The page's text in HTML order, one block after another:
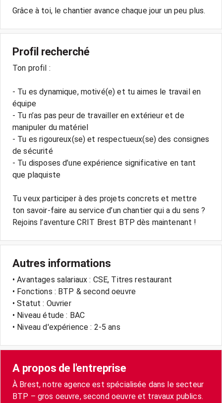
Grâce à toi, le chantier avance chaque jour un peu plus.
Profil recherché
Ton profil :
- Tu es dynamique, motivé(e) et tu aimes le travail en
équipe
- Tu n’as pas peur de travailler en extérieur et de
manipuler du matériel
- Tu es rigoureux(se) et respectueux(se) des consignes
de sécurité
- Tu disposes d’une expérience significative en tant
que plaquiste
Tu veux participer à des projets concrets et mettre
ton savoir-faire au service d’un chantier qui a du sens ?
Rejoins l’aventure CRIT Brest BTP dès maintenant !
Autres informations
• Avantages salariaux : CSE, Titres restaurant
• Fonctions : BTP & second oeuvre
• Statut : Ouvrier
• Niveau étude : BAC
• Niveau d'expérience : 2-5 ans
A propos de l'entreprise
À Brest, notre agence est spécialisée dans le secteur
BTP – gros oeuvre, second oeuvre et travaux publics.